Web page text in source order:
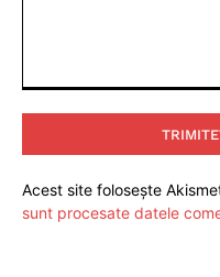
Acest site folosește
sunt procesate datele